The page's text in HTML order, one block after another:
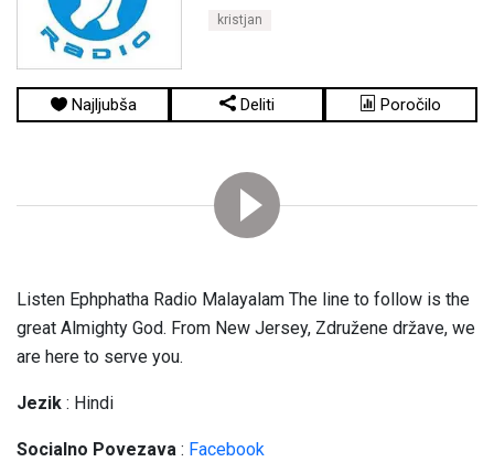
kristjan
Najljubša Deliti Poročilo
Listen Ephphatha Radio Malayalam The line to follow is the
great Almighty God. From New Jersey, Združene države, we
are here to serve you.
Jezik : Hindi
Socialno Povezava : Facebook